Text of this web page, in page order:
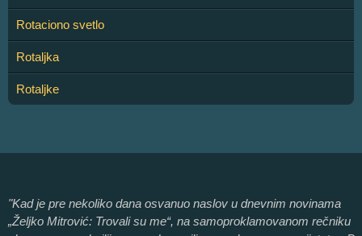
Rotaciono svetlo
Rotaljka
Rotaljke
"Kad je pre nekoliko dana osvanuo naslov u dnevnim novinama
„Željko Mitrović: Trovali su me“, na samoproklamovanom rečniku